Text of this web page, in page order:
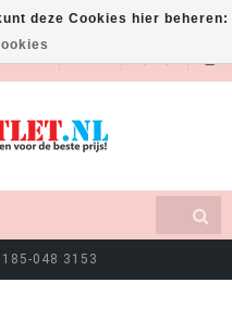
EUR
048 3153
deze Cookies hier beheren: